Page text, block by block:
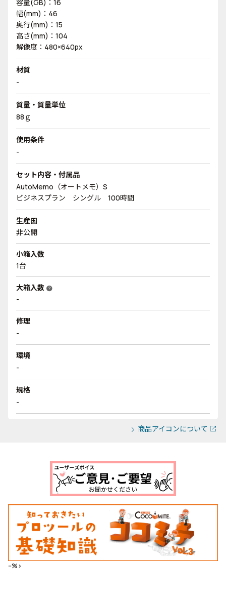
容量(GB)：16
幅(mm)：46
奥行(mm)：15
高さ(mm)：104
解像度：480×640px
材質
-
質量・質量単位
88ｇ
使用条件
-
セット内容・付属品
AutoMemo（オートメモ）S
ビジネスプラン シングル 100時間
生産国
非公開
小箱入数
1台
大箱入数 help
-
修理
-
環境
-
規格
-
商品アイコンについて
--%>